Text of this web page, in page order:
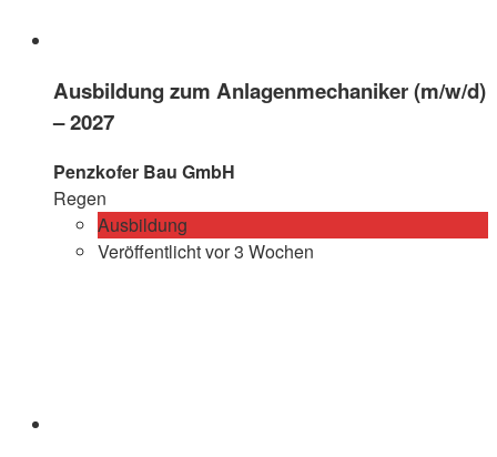
Ausbildung zum Anlagenmechaniker (m/w/d)
– 2027
Penzkofer Bau GmbH
Regen
Ausbildung
Veröffentlicht vor 3 Wochen